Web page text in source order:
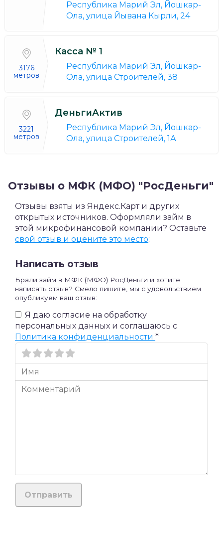
Республика Марий Эл, Йошкар-
Ола, улица Йывана Кырли, 24
3176
метров
Касса № 1
Республика Марий Эл, Йошкар-
Ола, улица Строителей, 38
3221
метров
ДеньгиАктив
Республика Марий Эл, Йошкар-
Ола, улица Строителей, 1А
Отзывы о МФК (МФО) "РосДеньги"
Отзывы взяты из Яндекс.Карт и других
открытых источников. Оформляли займ в
этой микрофинансовой компании? Оставьте
свой отзыв и оцените это место:
Написать отзыв
Брали займ в МФК (МФО) РосДеньги и хотите
написать отзыв? Смело пишите, мы с удовольствием
опубликуем ваш отзыв:
Я даю согласие на обработку
персональных данных и соглашаюсь c
Политика конфиденциальности *